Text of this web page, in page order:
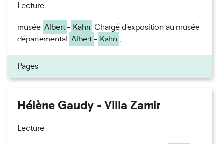
Lecture
musée Albert - Kahn Chargé d'exposition au musée
départemental Albert - Kahn , ...
Pages
Hélène Gaudy - Villa Zamir
Lecture